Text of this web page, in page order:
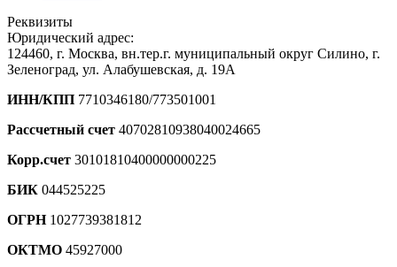
Реквизиты
Юридический адрес:
124460, г. Москва, вн.тер.г. муниципальный округ Силино, г.
Зеленоград, ул. Алабушевская, д. 19А
ИНН/КПП 7710346180/773501001
Рассчетный счет 40702810938040024665
Корр.счет 30101810400000000225
БИК 044525225
ОГРН1027739381812
ОКТМО 45927000